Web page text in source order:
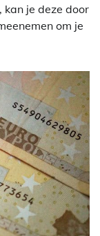
je deze door
om je